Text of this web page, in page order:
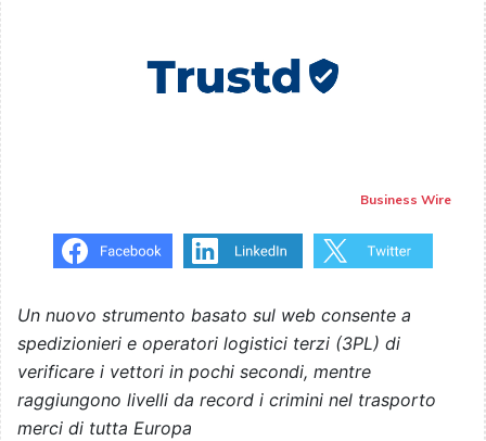
Business Wire
Un nuovo strumento basato sul web consente a
spedizionieri e operatori logistici terzi (3PL) di
verificare i vettori in pochi secondi, mentre
raggiungono livelli da record i crimini nel trasporto
merci di tutta Europa